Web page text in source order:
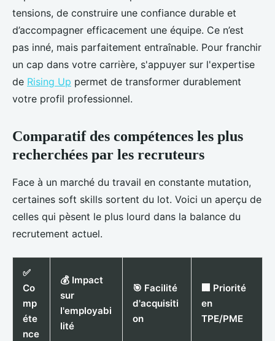
tensions, de construire une confiance durable et
d’accompagner efficacement une équipe. Ce n’est
pas inné, mais parfaitement entraînable. Pour franchir
un cap dans votre carrière, s'appuyer sur l'expertise
de Rising Up permet de transformer durablement
votre profil professionnel.
Comparatif des compétences les plus
recherchées par les recruteurs
Face à un marché du travail en constante mutation,
certaines soft skills sortent du lot. Voici un aperçu de
celles qui pèsent le plus lourd dans la balance du
recrutement actuel.
✅
Co
mp
éte
nce
💰 Impact
sur
l'employabi
lité
🎯 Facilité
d'acquisiti
on
🏢 Priorité
en
TPE/PME